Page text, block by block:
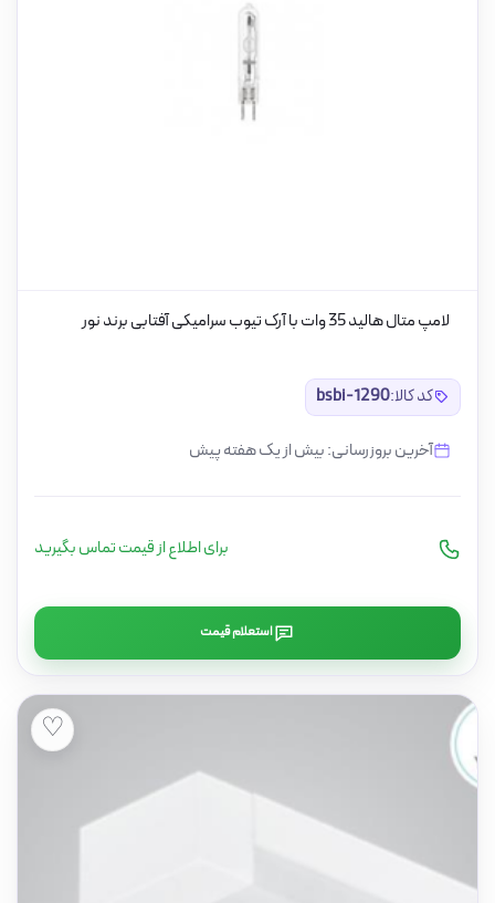
لامپ متال هالید 35 وات با آرک تیوب سرامیکی آفتابی برند نور
کد کالا:bsbi-1290
آخرین بروزرسانی: بیش از یک هفته پیش
برای اطلاع از قیمت تماس بگیرید
استعلام قیمت
♡